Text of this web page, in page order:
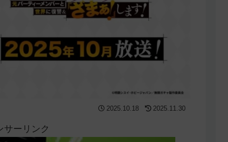
2025.10.18 2025.11.30
サーリンク